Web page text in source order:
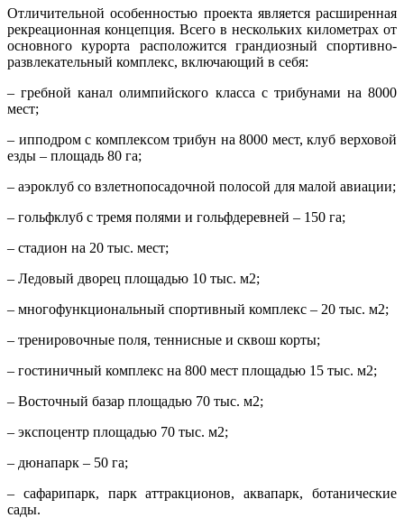
Отличительной особенностью проекта является расширенная
рекреационная концепция. Всего в нескольких километрах от
основного курорта расположится грандиозный спортивно­
развлекательный комплекс, включающий в себя:
– гребной канал олимпийского класса с трибунами на 8000
мест;
– ипподром с комплексом трибун на 8000 мест, клуб верховой
езды – площадь 80 га;
– аэроклуб со взлетно­посадочной полосой для малой авиации;
– гольф­клуб с тремя полями и гольф­деревней – 150 га;
– стадион на 20 тыс. мест;
– Ледовый дворец площадью 10 тыс. м2;
– многофункциональный спортивный комплекс – 20 тыс. м2;
– тренировочные поля, теннисные и сквош корты;
– гостиничный комплекс на 800 мест площадью 15 тыс. м2;
– Восточный базар площадью 70 тыс. м2;
– экспоцентр площадью 70 тыс. м2;
– дюнапарк – 50 га;
– сафарипарк, парк аттракционов, аквапарк, ботанические
сады.